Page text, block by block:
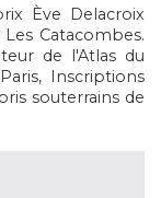
Ève Delacroix
Catacombes.
de l'Atlas du
Inscriptions
souterrains de